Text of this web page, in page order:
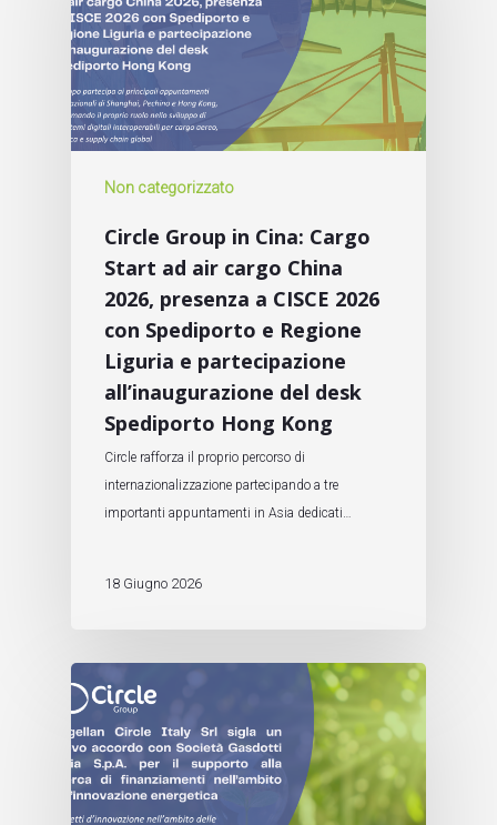
Non categorizzato
Circle Group in Cina: Cargo
Start ad air cargo China
2026, presenza a CISCE 2026
con Spediporto e Regione
Liguria e partecipazione
all’inaugurazione del desk
Spediporto Hong Kong
Circle rafforza il proprio percorso di
internazionalizzazione partecipando a tre
importanti appuntamenti in Asia dedicati…
18 Giugno 2026